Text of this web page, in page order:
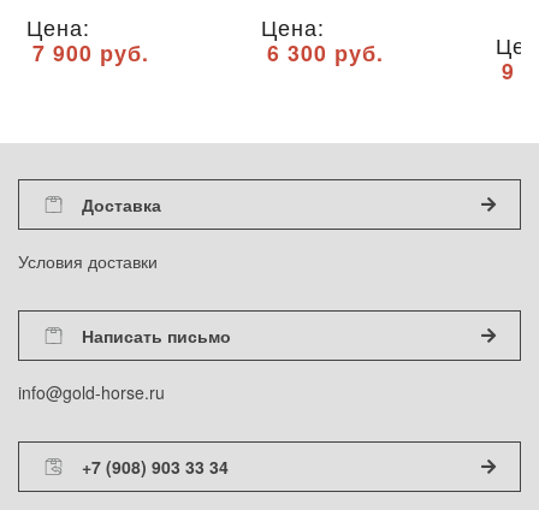
Цена:
7 900 руб.
Цена:
6 300 руб.
9
Доставка
Условия доставки
Написать письмо
info@gold-horse.ru
+7 (908) 903 33 34